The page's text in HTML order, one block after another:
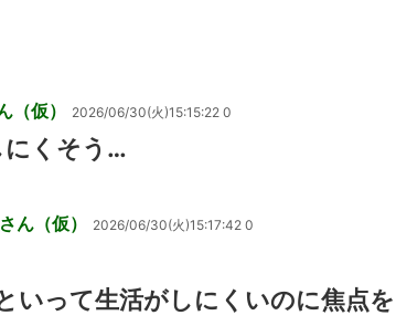
（仮） 2026/06/30(火)15:15:22 0
にくそう…
ん（仮） 2026/06/30(火)15:17:42 0
いって生活がしにくいのに焦点